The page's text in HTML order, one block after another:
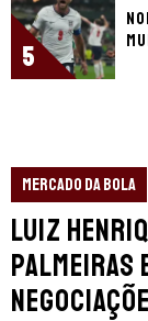
5
MERCADO DA BOLA
Luiz
Palmeiras